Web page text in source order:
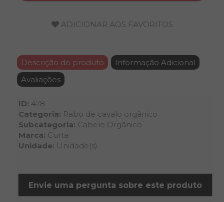
Descrição do produto
Informação Adicional
Avaliações
ID: 478
Categoria: Rabo de cavalo orgânico
Subcategoria: Cabelo Orgãnico
Marca: Curta
Unidade: Unidade(s)